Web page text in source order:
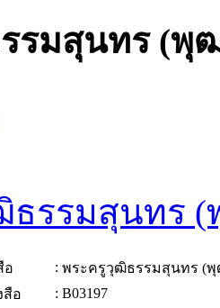
รมสุนทร (พุ
ธรรมสุนทร
อ : พระครูวุฒิธรรมสุนทร (
สือ
: B03197